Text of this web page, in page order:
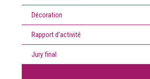
Décoration
Rapport d'activité
Jury final